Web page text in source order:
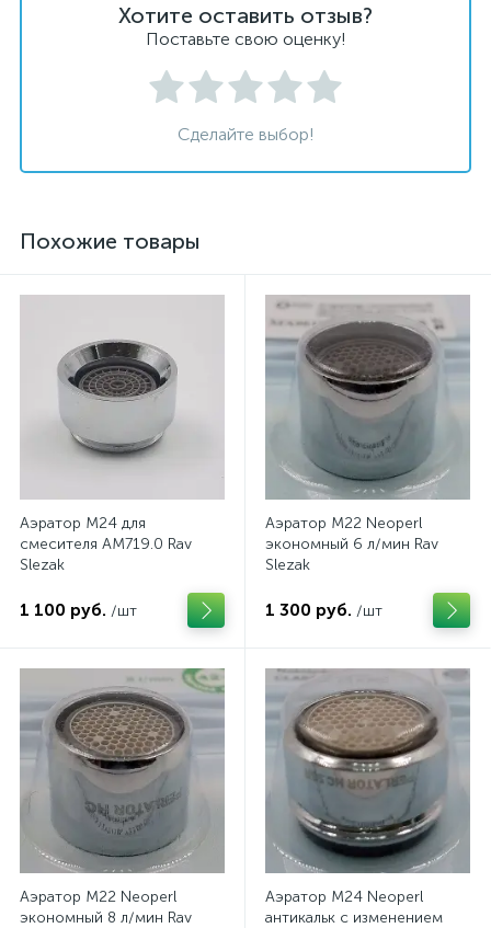
Хотите оставить отзыв?
Поставьте свою оценку!
Сделайте выбор!
Похожие товары
Аэратор M24 для
смесителя АМ719.0 Rav
Slezak
1 100 руб. /шт
Аэратор M22 Neoperl
экономный 6 л/мин Rav
Slezak
1 300 руб. /шт
Аэратор M22 Neoperl
экономный 8 л/мин Rav
Аэратор M24 Neoperl
антикальк с изменением